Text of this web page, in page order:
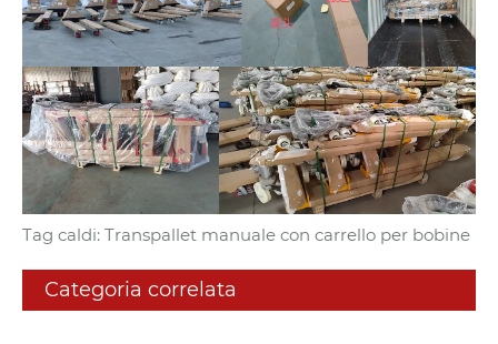
Tag caldi: Transpallet manuale con carrello per bobine
Categoria correlata